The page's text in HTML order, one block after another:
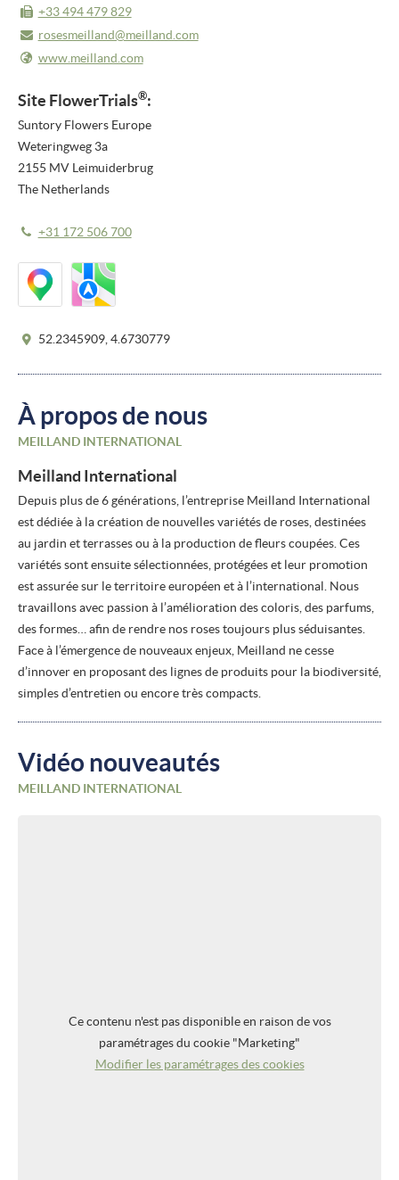
CONTACT
+33 494 479 829
rosesmeilland@meilland.com
www.meilland.com
Site FlowerTrials®:
Suntory Flowers Europe
Weteringweg 3a
2155 MV Leimuiderbrug
The Netherlands
+31 172 506 700
52.2345909, 4.6730779
À propos de nous
MEILLAND INTERNATIONAL
Meilland International
Depuis plus de 6 générations, l’entreprise Meilland International
est dédiée à la création de nouvelles variétés de roses, destinées
au jardin et terrasses ou à la production de fleurs coupées. Ces
variétés sont ensuite sélectionnées, protégées et leur promotion
est assurée sur le territoire européen et à l’international. Nous
travaillons avec passion à l’amélioration des coloris, des parfums,
des formes… afin de rendre nos roses toujours plus séduisantes.
Face à l’émergence de nouveaux enjeux, Meilland ne cesse
d’innover en proposant des lignes de produits pour la biodiversité,
simples d’entretien ou encore très compacts.
Vidéo nouveautés
MEILLAND INTERNATIONAL
Ce contenu n'est pas disponible en raison de vos
paramétrages du cookie "Marketing"
Modifier les paramétrages des cookies